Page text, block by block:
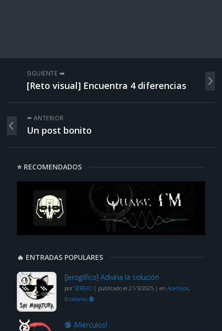
SIGUIENTE ➡️
[Reto visual] Encuentra 4 diferencias
⬅️ ANTERIOR
Un post bonito
⭐ RECOMENDADOS
🔥 ENTRADAS POPULARES
[Jeroglífico] Adivina la solución
por SERGIO| publicado el 21/3/2025| en Acertijos,
Erotismo 🔞
🔞 ¡Miérculos!